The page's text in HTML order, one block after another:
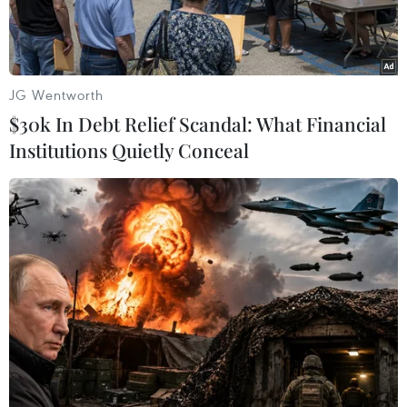
Một rạp chiếu phim của CJ CGV. (Ảnh: Minh Sơn/Vietnam+)
Theo tờ Kinh tế Seoul, trong quý 1/2023, cụm
rạp chiếu phim CJ CGV của Hàn Quốc đã đạt
doanh thu 59,1 tỷ won (khoảng 1.053 tỷ đồng
Việt Nam) và lợi nhuận hoạt động 9,3 tỷ won
JG Wentworth
$30k In Debt Relief Scandal: What Financial
Institutions Quietly Conceal